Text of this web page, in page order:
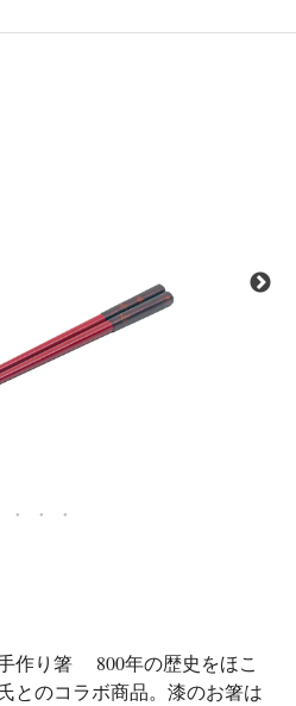
り箸 800年の歴史をほこ
とのコラボ商品。漆のお箸は